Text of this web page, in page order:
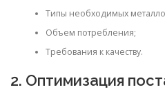
Типы необходимых
Объем потребления;
Требования к качеству.
2. Оптимизация